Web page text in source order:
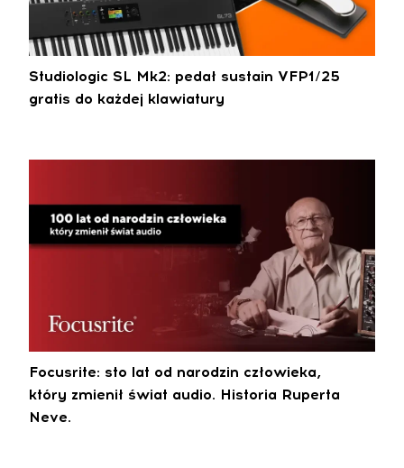
Studiologic SL Mk2: pedał sustain VFP1/25
gratis do każdej klawiatury
Focusrite: sto lat od narodzin człowieka,
który zmienił świat audio. Historia Ruperta
Neve.